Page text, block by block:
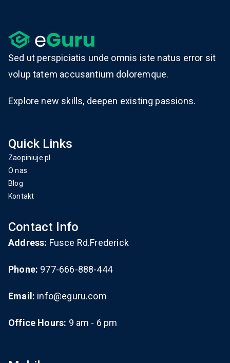
Sed ut perspiciatis unde omnis iste natus error sit
volup tatem accusantium doloremque.
Explore new skills, deepen existing passions.
Quick Links
Zaopiniuje.pl
O nas
Blog
Kontakt
Contact Info
Address: Fusce Rd.Frederick
Phone: 977-666-888-444
Email: info@eguru.com
Office Hours: 9 am - 6 pm